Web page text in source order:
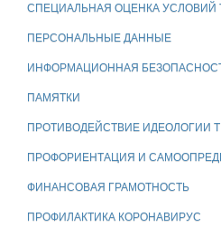
СПЕЦИАЛЬНАЯ ОЦЕНКА УСЛОВИЙ
ПЕРСОНАЛЬНЫЕ ДАННЫЕ
ИНФОРМАЦИОННАЯ
ПАМЯТКИ
ПРОТИВОДЕЙСТВИЕ ИДЕОЛОГИИ
ПРОФОРИЕНТАЦИЯ И
ФИНАНСОВАЯ ГРАМОТНОСТЬ
ПРОФИЛАКТИКА КОРОНАВИРУС